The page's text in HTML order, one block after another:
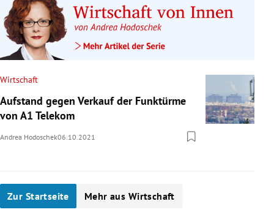
Wirtschaft
Aufstand gegen Verkauf der Funktürme
von A1 Telekom
Andrea Hodoschek06.10.2021
Zur Startseite Mehr aus Wirtschaft